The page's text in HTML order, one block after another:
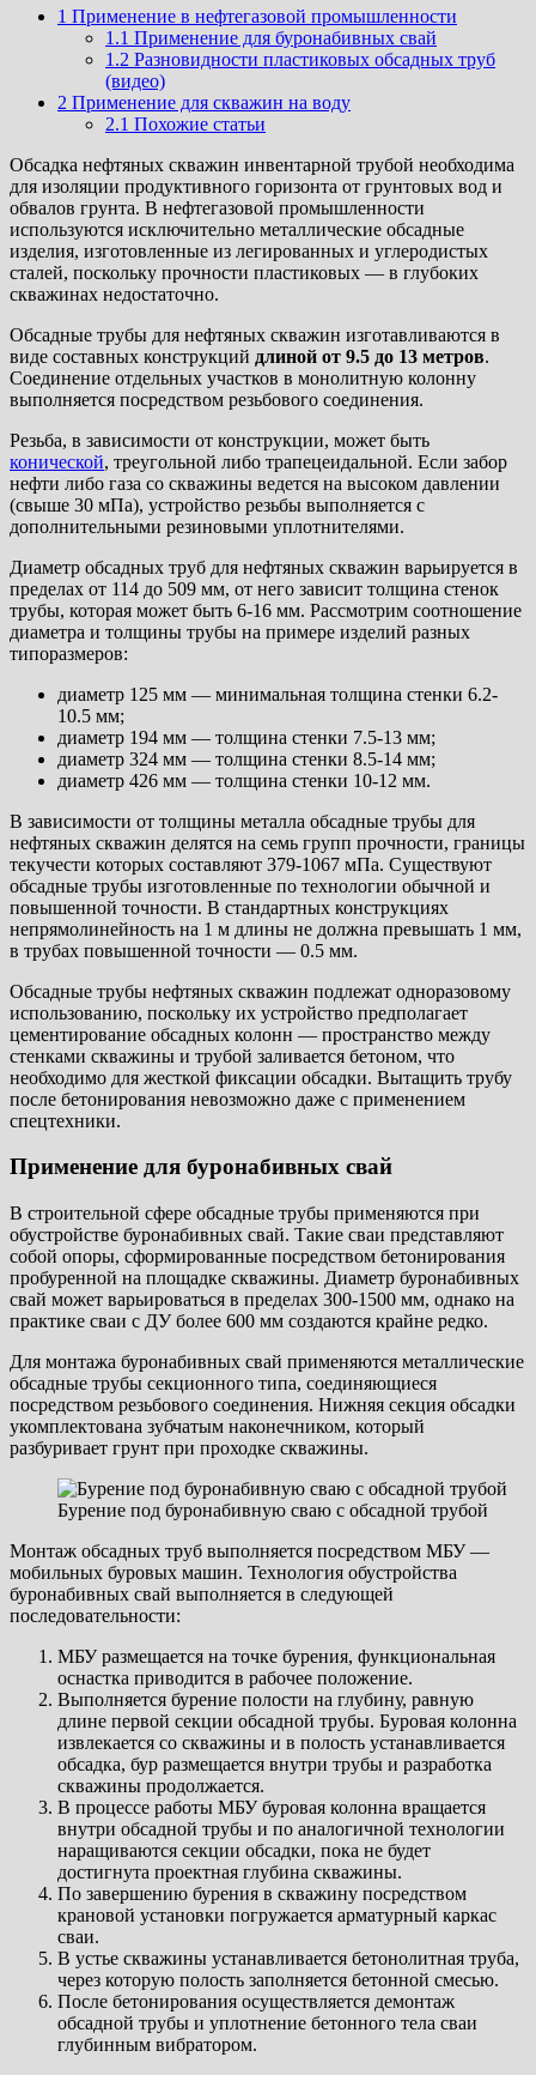
1 Применение в нефтегазовой промышленности
1.1 Применение для буронабивных свай
1.2 Разновидности пластиковых обсадных труб
(видео)
2 Применение для скважин на воду
2.1 Похожие статьи
Обсадка нефтяных скважин инвентарной трубой необходима
для изоляции продуктивного горизонта от грунтовых вод и
обвалов грунта. В нефтегазовой промышленности
используются исключительно металлические обсадные
изделия, изготовленные из легированных и углеродистых
сталей, поскольку прочности пластиковых — в глубоких
скважинах недостаточно.
Обсадные трубы для нефтяных скважин изготавливаются в
виде составных конструкций длиной от 9.5 до 13 метров.
Соединение отдельных участков в монолитную колонну
выполняется посредством резьбового соединения.
Резьба, в зависимости от конструкции, может быть
конической, треугольной либо трапецеидальной. Если забор
нефти либо газа со скважины ведется на высоком давлении
(свыше 30 мПа), устройство резьбы выполняется с
дополнительными резиновыми уплотнителями.
Диаметр обсадных труб для нефтяных скважин варьируется в
пределах от 114 до 509 мм, от него зависит толщина стенок
трубы, которая может быть 6-16 мм. Рассмотрим соотношение
диаметра и толщины трубы на примере изделий разных
типоразмеров:
диаметр 125 мм — минимальная толщина стенки 6.2-
10.5 мм;
диаметр 194 мм — толщина стенки 7.5-13 мм;
диаметр 324 мм — толщина стенки 8.5-14 мм;
диаметр 426 мм — толщина стенки 10-12 мм.
В зависимости от толщины металла обсадные трубы для
нефтяных скважин делятся на семь групп прочности, границы
текучести которых составляют 379-1067 мПа. Существуют
обсадные трубы изготовленные по технологии обычной и
повышенной точности. В стандартных конструкциях
непрямолинейность на 1 м длины не должна превышать 1 мм,
в трубах повышенной точности — 0.5 мм.
Обсадные трубы нефтяных скважин подлежат одноразовому
использованию, поскольку их устройство предполагает
цементирование обсадных колонн — пространство между
стенками скважины и трубой заливается бетоном, что
необходимо для жесткой фиксации обсадки. Вытащить трубу
после бетонирования невозможно даже с применением
спецтехники.
Применение для буронабивных свай
В строительной сфере обсадные трубы применяются при
обустройстве буронабивных свай. Такие сваи представляют
собой опоры, сформированные посредством бетонирования
пробуренной на площадке скважины. Диаметр буронабивных
свай может варьироваться в пределах 300-1500 мм, однако на
практике сваи с ДУ более 600 мм создаются крайне редко.
Для монтажа буронабивных свай применяются металлические
обсадные трубы секционного типа, соединяющиеся
посредством резьбового соединения. Нижняя секция обсадки
укомплектована зубчатым наконечником, который
разбуривает грунт при проходке скважины.
Бурение под буронабивную сваю с обсадной трубой
Монтаж обсадных труб выполняется посредством МБУ —
мобильных буровых машин. Технология обустройства
буронабивных свай выполняется в следующей
последовательности:
МБУ размещается на точке бурения, функциональная
оснастка приводится в рабочее положение.
Выполняется бурение полости на глубину, равную
длине первой секции обсадной трубы. Буровая колонна
извлекается со скважины и в полость устанавливается
обсадка, бур размещается внутри трубы и разработка
скважины продолжается.
В процессе работы МБУ буровая колонна вращается
внутри обсадной трубы и по аналогичной технологии
наращиваются секции обсадки, пока не будет
достигнута проектная глубина скважины.
По завершению бурения в скважину посредством
крановой установки погружается арматурный каркас
сваи.
В устье скважины устанавливается бетонолитная труба,
через которую полость заполняется бетонной смесью.
После бетонирования осуществляется демонтаж
обсадной трубы и уплотнение бетонного тела сваи
глубинным вибратором.